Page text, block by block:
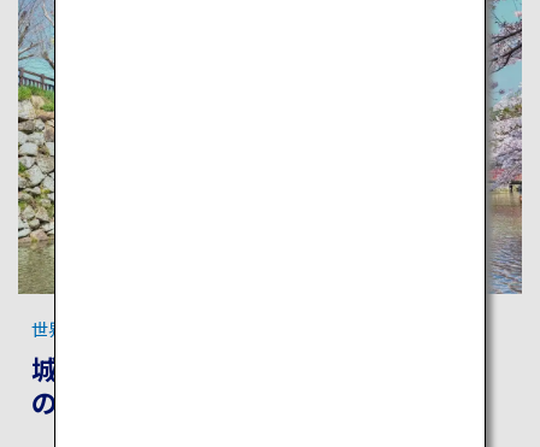
城下町姫路で「本物の歴史文化＆食」
の感動体験
世界遺産「姫路城」のある街